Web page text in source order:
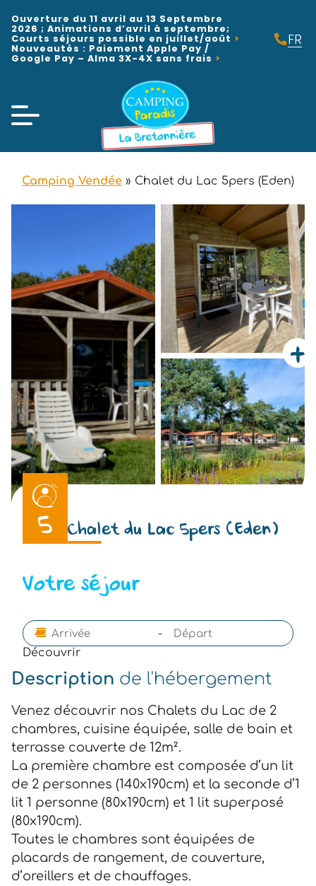
Ouverture du 11 avril au 13 Septembre
2026 ; Animations d’avril à septembre;
Courts séjours possible en juillet/août
Nouveautés : Paiement Apple Pay /
Google Pay – Alma 3X-4X sans frais
FR
Camping Vendée » Chalet du Lac 5pers (Eden)
+
Description de l'hébergement
Venez découvrir nos Chalets du Lac de 2
chambres, cuisine équipée, salle de bain et
terrasse couverte de 12m².
La première chambre est composée d’un lit
de 2 personnes (140x190cm) et la seconde d’1
lit 1 personne (80x190cm) et 1 lit superposé
(80x190cm).
Toutes le chambres sont équipées de
placards de rangement, de couverture,
d’oreillers et de chauffages.
5 Chalet du Lac 5pers (Eden)
Votre séjour
-
Découvrir